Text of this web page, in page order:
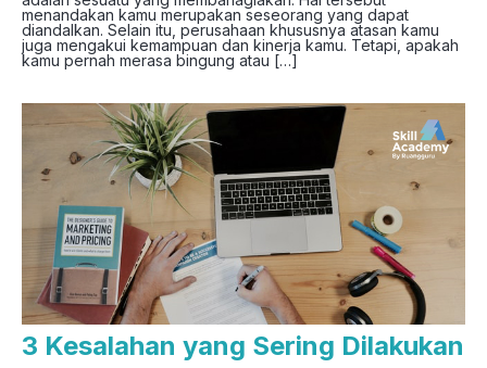
menandakan kamu merupakan seseorang yang dapat
diandalkan. Selain itu, perusahaan khususnya atasan kamu
juga mengakui kemampuan dan kinerja kamu. Tetapi, apakah
kamu pernah merasa bingung atau […]
3 Kesalahan yang Sering Dilakukan